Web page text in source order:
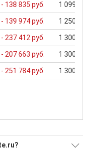
- 138 835 руб. 1 099
- 139 974 руб. 1 250
- 237 412 руб. 1 300
- 207 663 руб. 1 300
- 251 784 руб. 1 300